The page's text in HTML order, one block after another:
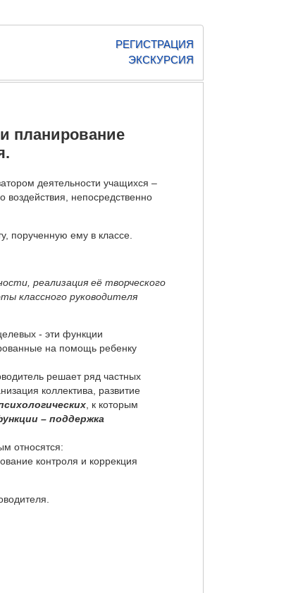
РЕГИСТРАЦИЯ
ЭКСКУРСИЯ
планирование
деятельности учащихся –
воздействия, непосредственно
порученную ему в классе.
реализация её творческого
классного руководителя
- эти функции
на помощь ребенку
решает ряд частных
коллектива, развитие
, к которым
– поддержка
относятся:
контроля и коррекция